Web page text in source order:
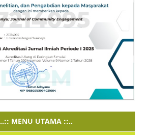
..:: MENU UTAMA ::..